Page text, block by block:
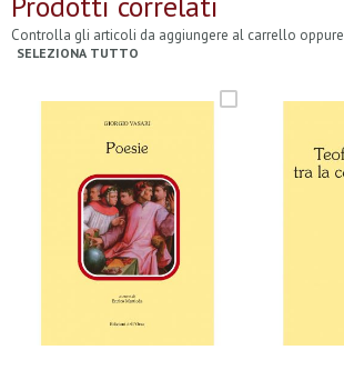
Controlla gli articoli da aggiungere al carrello oppure
SELEZIONA TUTTO